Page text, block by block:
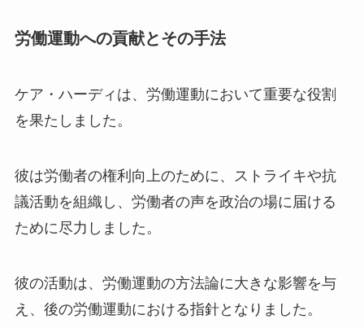
労働運動への貢献とその手法
ケア・ハーディは、労働運動において重要な役割
を果たしました。
彼は労働者の権利向上のために、ストライキや抗
議活動を組織し、労働者の声を政治の場に届ける
ために尽力しました。
彼の活動は、労働運動の方法論に大きな影響を与
え、後の労働運動における指針となりました。